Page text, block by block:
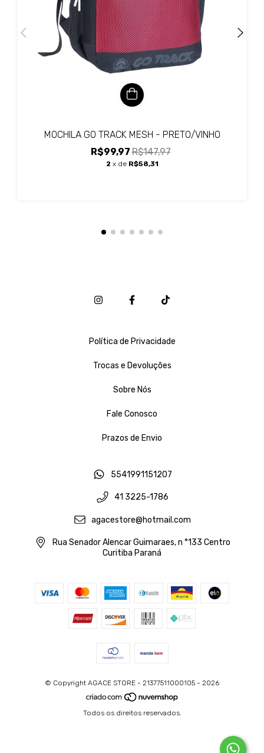
MOCHILA GO TRACK MESH - PRETO/VINHO
R$99,97R$147,97
2 x de R$58,31
Política de Privacidade
Trocas e Devoluções
Sobre Nós
Fale Conosco
Prazos de Envio
5541991151207
41 3225-1786
agacestore@hotmail.com
Rua Senador Alencar Guimaraes, n °133 Centro
Curitiba Paraná
© Copyright AGACE STORE - 21377511000105 - 2026
Todos os direitos reservados.